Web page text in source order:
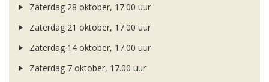
Zaterdag 28 oktober, 17.00 uur
Zaterdag 21 oktober, 17.00 uur
Zaterdag 14 oktober, 17.00 uur
Zaterdag 7 oktober, 17.00 uur